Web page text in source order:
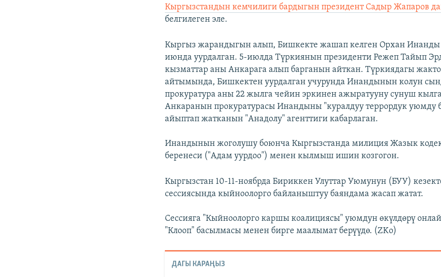
Кыргызстандын кемчилиги бардыгын президент Садыр Жапаров
белгилеген эле.
Кыргыз жарандыгын алып, Бишкекте жашап келген Орхан
июнда уурдалган. 5-июлда Түркиянын президенти Режеп Тайып
кызматтар аны Анкарага алып барганын айткан. Түркиядагы
айтымында, Бишкектен уурдалган учурунда Инандынын колун
прокуратура аны 22 жылга чейин эркинен ажыратууну сунуш
Анкаранын прокуратурасы Инандыны "куралдуу террордук уюмду
айыптап жатканын "Анадолу" агенттиги кабарлаган.
Инандынын жоголушу боюнча Кыргызстанда милиция Жазык
беренеси ("Адам уурдоо") менен кылмыш ишин козгогон.
Кыргызстан 10-11-ноябрда Бириккен Улуттар Уюмунун (БУУ)
сессиясында кыйноолорго байланыштуу баяндама жасап жатат.
Сессияга "Кыйноолорго каршы коалициясы" уюмдун өкүлдөрү
"Клооп" басылмасы менен бирге маалымат берүүдө. (ZKo)
ДАГЫ КАРАҢЫЗ